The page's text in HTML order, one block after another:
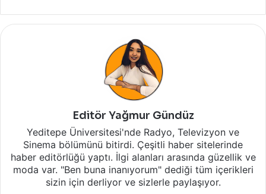
Editör Yağmur Gündüz
Yeditepe Üniversitesi'nde Radyo, Televizyon ve
Sinema bölümünü bitirdi. Çeşitli haber sitelerinde
haber editörlüğü yaptı. İlgi alanları arasında güzellik ve
moda var. "Ben buna inanıyorum" dediği tüm içerikleri
sizin için derliyor ve sizlerle paylaşıyor.